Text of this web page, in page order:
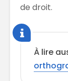
de droit.
À lire